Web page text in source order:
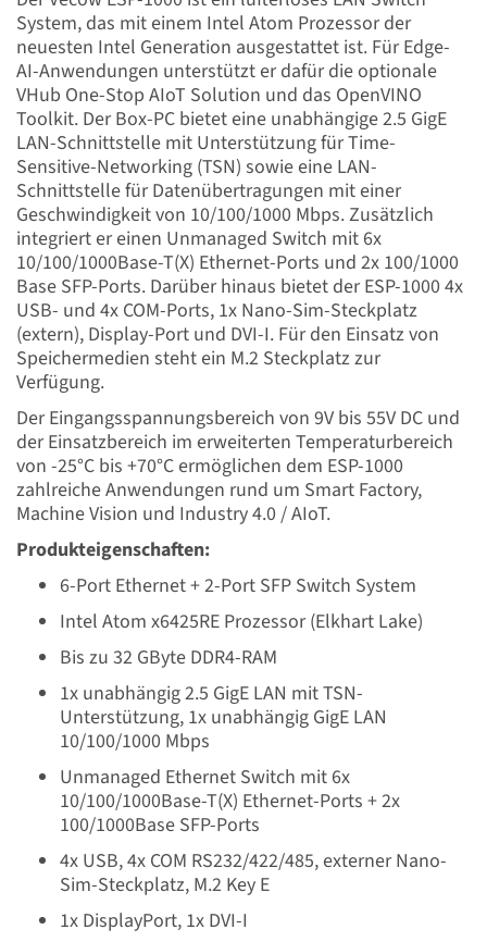
System, das mit einem Intel Atom Prozessor der
neuesten Intel Generation ausgestattet ist. Für Edge-
AI-Anwendungen unterstützt er dafür die optionale
VHub One-Stop AIoT Solution und das OpenVINO
Toolkit. Der Box-PC bietet eine unabhängige 2.5 GigE
LAN-Schnittstelle mit Unterstützung für Time-
Sensitive-Networking (TSN) sowie eine LAN-
Schnittstelle für Datenübertragungen mit einer
Geschwindigkeit von 10/100/1000 Mbps. Zusätzlich
integriert er einen Unmanaged Switch mit 6x
10/100/1000Base-T(X) Ethernet-Ports und 2x 100/1000
Base SFP-Ports. Darüber hinaus bietet der ESP-1000 4x
USB- und 4x COM-Ports, 1x Nano-Sim-Steckplatz
(extern), Display-Port und DVI-I. Für den Einsatz von
Speichermedien steht ein M.2 Steckplatz zur
Verfügung.
Der Eingangsspannungsbereich von 9V bis 55V DC und
der Einsatzbereich im erweiterten Temperaturbereich
von -25°C bis +70°C ermöglichen dem ESP-1000
zahlreiche Anwendungen rund um Smart Factory,
Machine Vision und Industry 4.0 / AIoT.
Produkteigenschaften:
6-Port Ethernet + 2-Port SFP Switch System
Intel Atom x6425RE Prozessor (Elkhart Lake)
Bis zu 32 GByte DDR4-RAM
1x unabhängig 2.5 GigE LAN mit TSN-
Unterstützung, 1x unabhängig GigE LAN
10/100/1000 Mbps
Unmanaged Ethernet Switch mit 6x
10/100/1000Base-T(X) Ethernet-Ports + 2x
100/1000Base SFP-Ports
4x USB, 4x COM RS232/422/485, externer Nano-
Sim-Steckplatz, M.2 Key E
1x DisplayPort, 1x DVI-I